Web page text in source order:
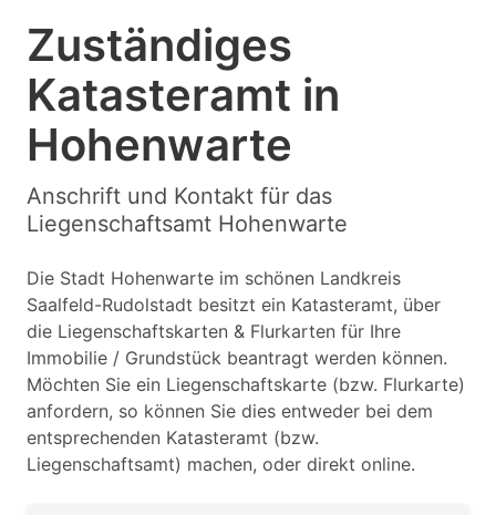
Zuständiges
Katasteramt in
Hohenwarte
Anschrift und Kontakt für das
Liegenschaftsamt Hohenwarte
Die Stadt Hohenwarte im schönen Landkreis
Saalfeld-Rudolstadt besitzt ein Katasteramt, über
die Liegenschaftskarten & Flurkarten für Ihre
Immobilie / Grundstück beantragt werden können.
Möchten Sie ein Liegenschaftskarte (bzw. Flurkarte)
anfordern, so können Sie dies entweder bei dem
entsprechenden Katasteramt (bzw.
Liegenschaftsamt) machen, oder direkt online.